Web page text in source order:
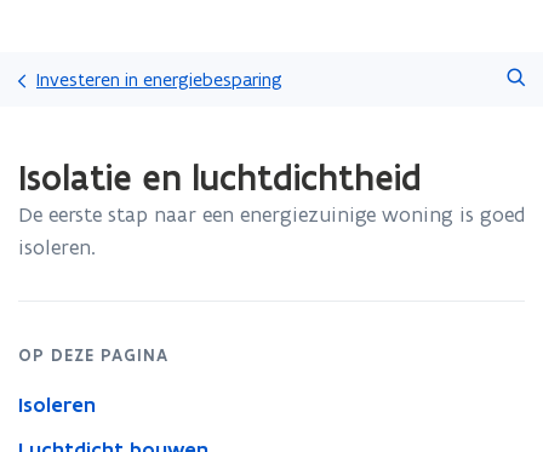
gaan
Investeren in energiebesparing
met
laden.
bevindt
Isolatie en luchtdichtheid
De eerste stap naar een energiezuinige woning is goed
isoleren.
OP DEZE PAGINA
Isoleren